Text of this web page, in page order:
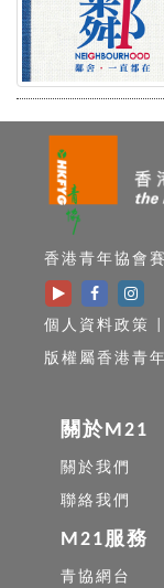
香港青年協會
個人資料政策
版權屬香港青
關於M21
關於我們
聯絡我們
M21服務
青協網台